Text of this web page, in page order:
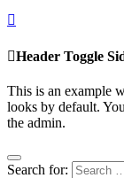
Header Toggle
This is an example
looks by default.
the admin.
Search for: